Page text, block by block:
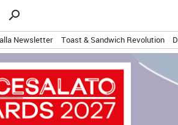
Ricerca
search
Newsletter Toast & Sandwich Revolution